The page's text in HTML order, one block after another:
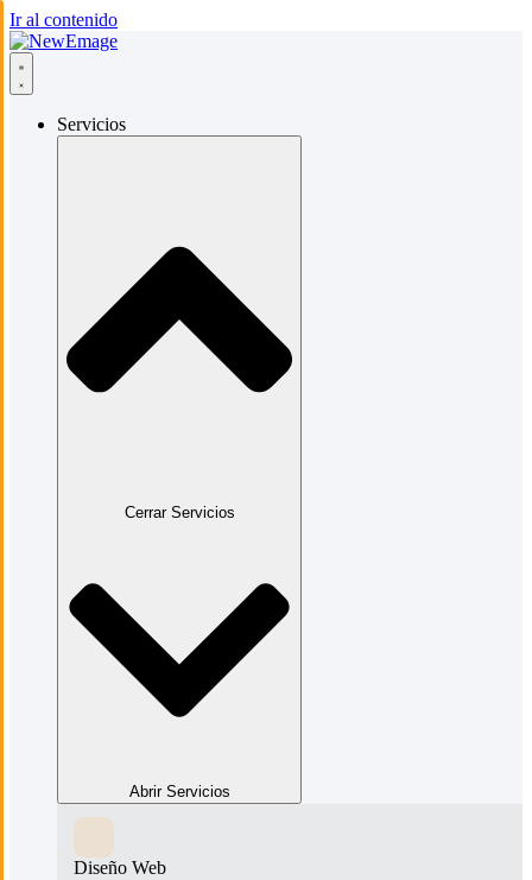
Ir al contenido
Servicios
Cerrar Servicios
Abrir Servicios
Diseño Web